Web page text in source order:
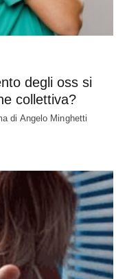
degli oss si
collettiva?
di Angelo Minghetti